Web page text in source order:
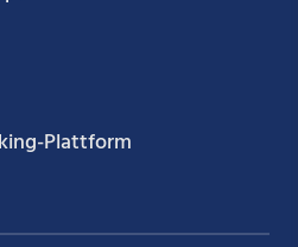
Plattform